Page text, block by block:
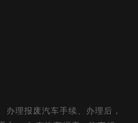
办理报废汽车手续、办理后，